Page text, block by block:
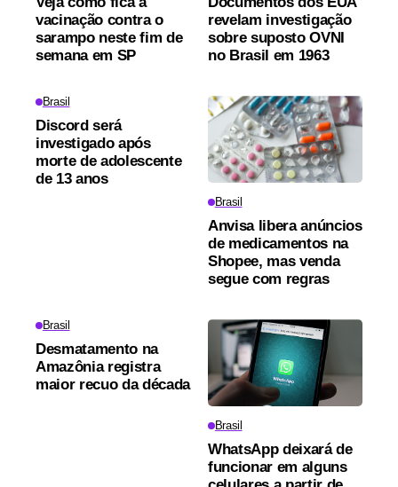
vacinação contra o
sarampo neste fim de
semana em SP
revelam investigação
sobre suposto OVNI
no Brasil em 1963
Brasil
Discord será
investigado após
morte de adolescente
de 13 anos
Brasil
Anvisa libera anúncios
de medicamentos na
Shopee, mas venda
segue com regras
Brasil
Desmatamento na
Amazônia registra
maior recuo da década
Brasil
WhatsApp deixará de
funcionar em alguns